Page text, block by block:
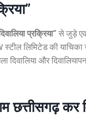
प्रक्रिया” से जुड़े
लिमिटेड की याचिका
और
छत्तीसगढ़ कर